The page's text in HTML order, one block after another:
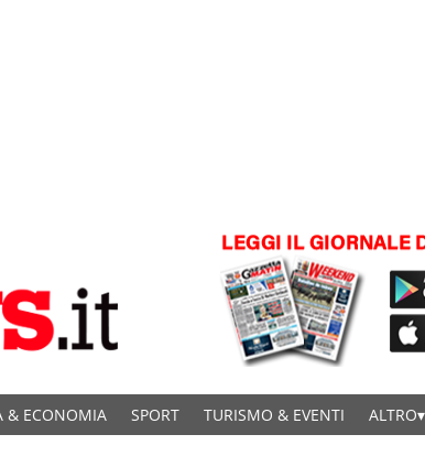
& ECONOMIA SPORT TURISMO & EVENTI ALTRO